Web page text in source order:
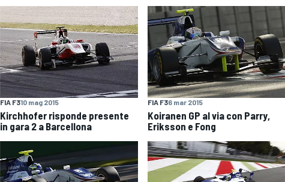
FIA F310 mag 2015
Kirchhofer risponde presente
in gara 2 a Barcellona
FIA F36 mar 2015
Koiranen GP al via con Parry,
Eriksson e Fong